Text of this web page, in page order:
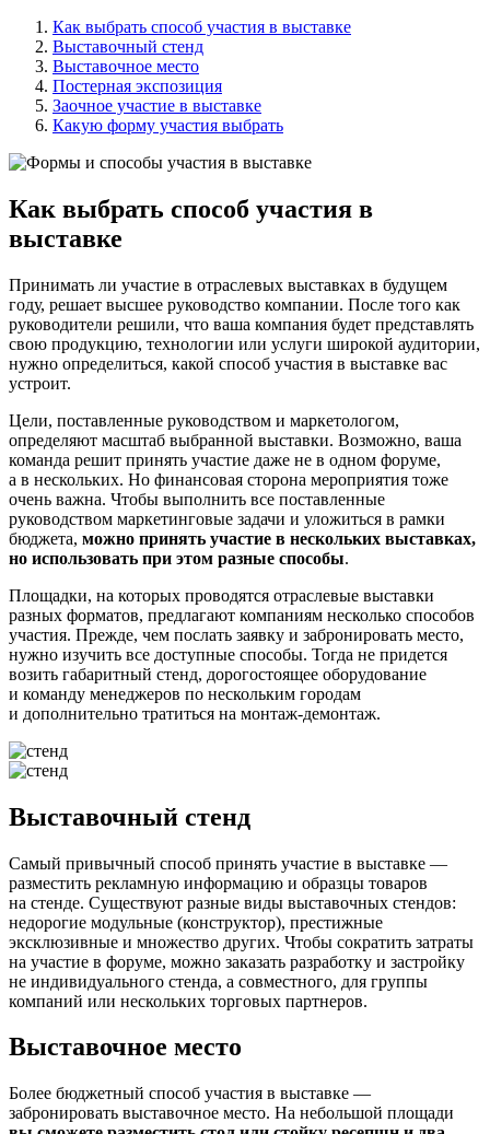
Как выбрать способ участия в выставке
Выставочный стенд
Выставочное место
Постерная экспозиция
Заочное участие в выставке
Какую форму участия выбрать
Как выбрать способ участия в
выставке
Принимать ли участие в отраслевых выставках в будущем
году, решает высшее руководство компании. После того как
руководители решили, что ваша компания будет представлять
свою продукцию, технологии или услуги широкой аудитории,
нужно определиться, какой способ участия в выставке вас
устроит.
Цели, поставленные руководством и маркетологом,
определяют масштаб выбранной выставки. Возможно, ваша
команда решит принять участие даже не в одном форуме,
а в нескольких. Но финансовая сторона мероприятия тоже
очень важна. Чтобы выполнить все поставленные
руководством маркетинговые задачи и уложиться в рамки
бюджета, можно принять участие в нескольких выставках,
но использовать при этом разные способы.
Площадки, на которых проводятся отраслевые выставки
разных форматов, предлагают компаниям несколько способов
участия. Прежде, чем послать заявку и забронировать место,
нужно изучить все доступные способы. Тогда не придется
возить габаритный стенд, дорогостоящее оборудование
и команду менеджеров по нескольким городам
и дополнительно тратиться на монтаж-демонтаж.
Выставочный стенд
Самый привычный способ принять участие в выставке —
разместить рекламную информацию и образцы товаров
на стенде. Существуют разные виды выставочных стендов:
недорогие модульные (конструктор), престижные
эксклюзивные и множество других. Чтобы сократить затраты
на участие в форуме, можно заказать разработку и застройку
не индивидуального стенда, а совместного, для группы
компаний или нескольких торговых партнеров.
Выставочное место
Более бюджетный способ участия в выставке —
забронировать выставочное место. На небольшой площади